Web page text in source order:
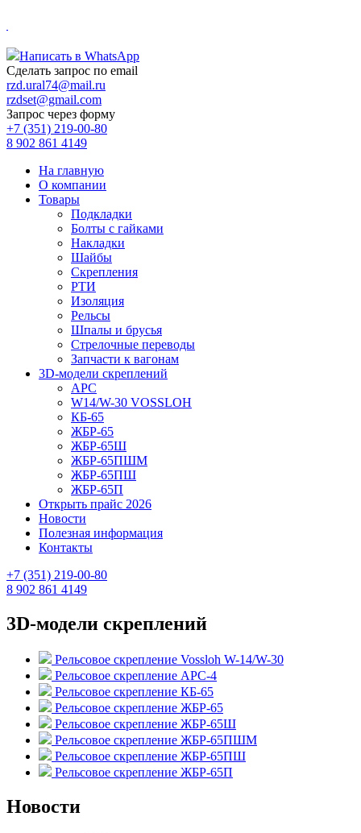
Написать в WhatsApp
Сделать запрос по email
rzd.ural74@mail.ru
rzdset@gmail.com
Запрос через форму
+7 (351) 219-00-80
8 902 861 4149
На главную
О компании
Товары
Подкладки
Болты с гайками
Накладки
Шайбы
Скрепления
РТИ
Изоляция
Рельсы
Шпалы и брусья
Стрелочные переводы
Запчасти к вагонам
3D-модели скреплений
АРС
W14/W-30 VOSSLOH
КБ-65
ЖБР-65
ЖБР-65Ш
ЖБР-65ПШМ
ЖБР-65ПШ
ЖБР-65П
Открыть прайс 2026
Новости
Полезная информация
Контакты
+7 (351) 219-00-80
8 902 861 4149
3D-модели скреплений
Рельсовое скрепление Vossloh W-14/W-30
Рельсовое скрепление АРС-4
Рельсовое скрепление КБ-65
Рельсовое скрепление ЖБР-65
Рельсовое скрепление ЖБР-65Ш
Рельсовое скрепление ЖБР-65ПШМ
Рельсовое скрепление ЖБР-65ПШ
Рельсовое скрепление ЖБР-65П
Новости